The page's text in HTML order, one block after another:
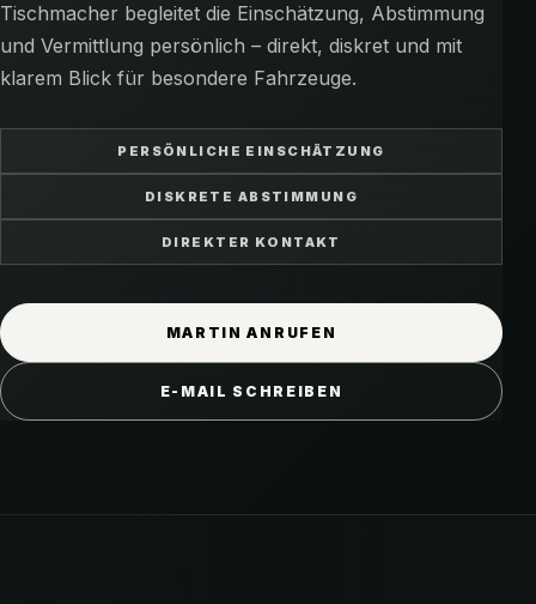
Tischmacher begleitet die Einschätzung, Abstimmung
und Vermittlung persönlich – direkt, diskret und mit
klarem Blick für besondere Fahrzeuge.
PERSÖNLICHE EINSCHÄTZUNG
DISKRETE ABSTIMMUNG
DIREKTER KONTAKT
MARTIN ANRUFEN
E-MAIL SCHREIBEN